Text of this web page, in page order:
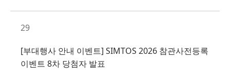
29
[부대행사 안내 이벤트] SIMTOS 2026 참관사전등록
이벤트 8차 당첨자 발표